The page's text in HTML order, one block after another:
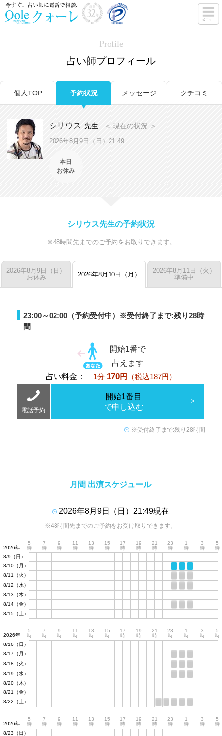
Profile
占い師プロフィール
個人TOP 予約状況 メッセージ クチコミ
シリウス 先生 ＜ 現在の状況 ＞
2026年8月9日（日）21:49
本日
お休み
シリウス先生の予約状況
※48時間先までのご予約をお取りできます。
2026年8月9日（日）
お休み
2026年8月10日（月）
2026年8月11日（火）
準備中
23:00～02:00（予約受付中）
※受付終了まで:残り28時
間
開始1番で
占えます
占い料金： 1分 170円 （税込187円）
電話予約
開始1番目
で申し込む
※受付終了まで:残り28時間
月間 出演スケジュール
2026年8月9日（日）21:49現在
※48時間先までのご予約をお受け取りできます。
2026年
5
時
7
時
9
時
11
時
13
時
15
時
17
時
19
時
21
時
23
時
1
時
3
時
5
時
8/9（日）
8/10（月）
8/11（火）
8/12（水）
8/13（木）
8/14（金）
8/15（土）
2026年
5
時
7
時
9
時
11
時
13
時
15
時
17
時
19
時
21
時
23
時
1
時
3
時
5
時
8/16（日）
8/17（月）
8/18（火）
8/19（水）
8/20（木）
8/21（金）
8/22（土）
2026年
5
時
7
時
9
時
11
時
13
時
15
時
17
時
19
時
21
時
23
時
1
時
3
時
5
時
8/23（日）